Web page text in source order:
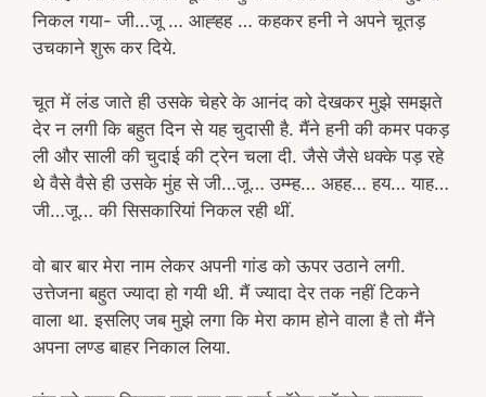
निकल गया- जी…जू … आह्हह … कहकर हनी ने अपने चूतड़
उचकाने शुरू कर दिये.
चूत में लंड जाते ही उसके चेहरे के आनंद को देखकर मुझे समझते
देर न लगी कि बहुत दिन से यह चुदासी है. मैंने हनी की कमर पकड़
ली और साली की चुदाई की ट्रेन चला दी. जैसे जैसे धक्के पड़ रहे
थे वैसे वैसे ही उसके मुंह से जी…जू… उम्म्ह… अहह… हय… याह…
जी…जू… की सिसकारियां निकल रही थीं.
वो बार बार मेरा नाम लेकर अपनी गांड को ऊपर उठाने लगी.
उत्तेजना बहुत ज्यादा हो गयी थी. मैं ज्यादा देर तक नहीं टिकने
वाला था. इसलिए जब मुझे लगा कि मेरा काम होने वाला है तो मैंने
अपना लण्ड बाहर निकाल लिया.